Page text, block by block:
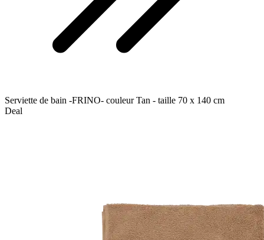
Serviette de bain -FRINO- couleur Tan - taille 70 x 140 cm
Deal